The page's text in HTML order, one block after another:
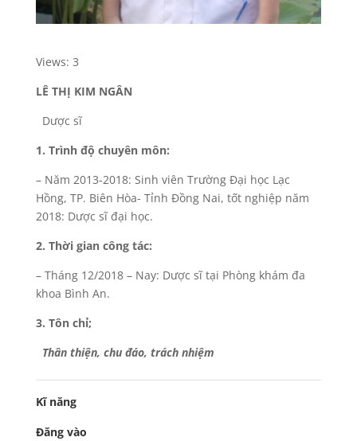
Views: 3
LÊ THỊ KIM NGÂN
Dược sĩ
1. Trình độ chuyên môn:
– Năm 2013-2018: Sinh viên Trường Đại học Lạc
Hồng, TP. Biên Hòa- Tỉnh Đồng Nai, tốt nghiệp năm
2018: Dược sĩ đại học.
2. Thời gian công tác:
– Tháng 12/2018 – Nay: Dược sĩ tại Phòng khám đa
khoa Bình An.
3. Tôn chỉ;
Thân thiện, chu đáo, trách nhiệm
Kĩ năng
Đăng vào